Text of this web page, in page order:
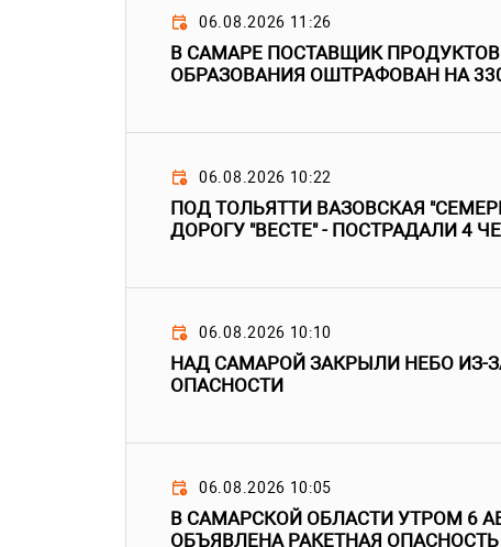
06.08.2026 11:26
В САМАРЕ ПОСТАВЩИК
ОБРАЗОВАНИЯ ОШТРАФОВАН НА
06.08.2026 10:22
ПОД ТОЛЬЯТТИ ВАЗОВСКАЯ
ДОРОГУ "ВЕСТЕ" - ПОСТРАДАЛИ 4
06.08.2026 10:10
НАД САМАРОЙ ЗАКРЫЛИ НЕБО ИЗ-
ОПАСНОСТИ
06.08.2026 10:05
В САМАРСКОЙ ОБЛАСТИ УТРОМ 6
ОБЪЯВЛЕНА РАКЕТНАЯ ОПАСНОСТЬ